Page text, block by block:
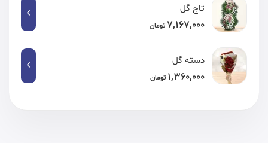
تاج گل
7,167,000 تومان
دسته گل
1,360,000 تومان